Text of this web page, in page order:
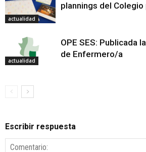
actualidad
plannings del Colegio
actualidad
OPE SES: Publicada
de Enfermero/a
Escribir respuesta